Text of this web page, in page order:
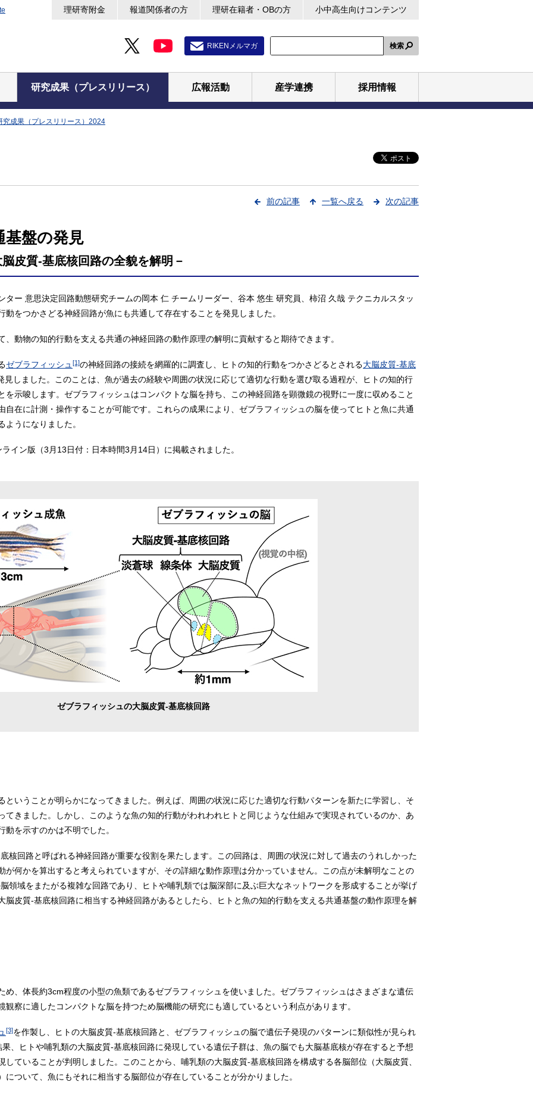
理研寄附金 報道関係者の方 理研在籍者・OBの方 小中高生向けコンテンツ
RIKENメルマガ 検索
研究成果（プレスリリース） 広報活動 産学連携 採用情報
究成果（プレスリリース）2024
前の記事 一覧へ戻る 次の記事
基盤の発見
皮質-基底核回路の全貌を解明－
ター 意思決定回路動態研究チームの岡本 仁 チームリーダー、谷本 悠生 研究員、柿沼 久哉 テクニカルスタッ
動をつかさどる神経回路が魚にも共通して存在することを発見しました。
動物の知的行動を支える共通の神経回路の動作原理の解明に貢献すると期待できます。
ゼブラフィッシュ [1]の神経回路の接続を網羅的に調査し、ヒトの知的行動をつかさどるとされる大脳皮質-基底
見しました。このことは、魚が過去の経験や周囲の状況に応じて適切な行動を選び取る過程が、ヒトの知的行
を示唆します。ゼブラフィッシュはコンパクトな脳を持ち、この神経回路を顕微鏡の視野に一度に収めること
自在に計測・操作することが可能です。これらの成果により、ゼブラフィッシュの脳を使ってヒトと魚に共通
うになりました。
ライン版（3月13日付：日本時間3月14日）に掲載されました。
ゼブラフィッシュの大脳皮質-基底核回路
ということが明らかになってきました。例えば、周囲の状況に応じた適切な行動パターンを新たに学習し、そ
てきました。しかし、このような魚の知的行動がわれわれヒトと同じような仕組みで実現されているのか、あ
を示すのかは不明でした。
核回路と呼ばれる神経回路が重要な役割を果たします。この回路は、周囲の状況に対して過去のうれしかった
が何かを算出すると考えられていますが、その詳細な動作原理は分かっていません。この点が未解明なことの
領域をまたがる複雑な回路であり、ヒトや哺乳類では脳深部に及ぶ巨大なネットワークを形成することが挙げ
脳皮質-基底核回路に相当する神経回路があるとしたら、ヒトと魚の知的行動を支える共通基盤の動作原理を解
め、体長約3cm程度の小型の魚類であるゼブラフィッシュを使いました。ゼブラフィッシュはさまざまな遺伝
察に適したコンパクトな脳を持つため脳機能の研究にも適しているという利点があります。
[3]を作製し、ヒトの大脳皮質-基底核回路と、ゼブラフィッシュの脳で遺伝子発現のパターンに類似性が見られ
、ヒトや哺乳類の大脳皮質-基底核回路に発現している遺伝子群は、魚の脳でも大脳基底核が存在すると予想
ていることが判明しました。このことから、哺乳類の大脳皮質-基底核回路を構成する各脳部位（大脳皮質、
ついて、魚にもそれに相当する脳部位が存在していることが分かりました。